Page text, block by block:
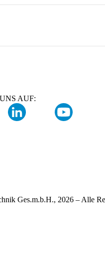
AUF:
Ges.m.b.H., 2026 – Alle